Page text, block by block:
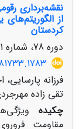
تعدادی
موقعیت نسبی
روشنایی،
خاک شامل
هندسی قطر
نقشه‌برداری
از
کردستان
دوره 78، شماره 1، بهار 1404، صفحه
فرزانه
تقی زاده
چکیده
مقاومت